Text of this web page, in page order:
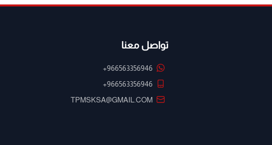
تواصل معنا
+966563356946
+966563356946
TPMSKSA@GMAIL.COM